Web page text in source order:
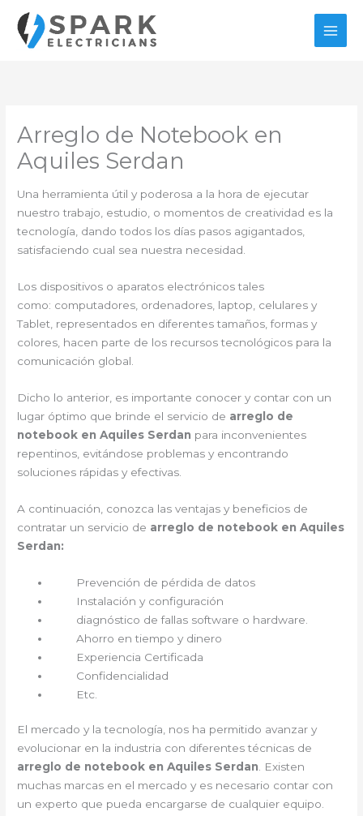
contenido
Arreglo de Notebook en
Aquiles Serdan
Una herramienta útil y poderosa a la hora de ejecutar
nuestro trabajo, estudio, o momentos de creatividad es la
tecnología, dando todos los días pasos agigantados,
satisfaciendo cual sea nuestra necesidad.
Los dispositivos o aparatos electrónicos tales
como: computadores, ordenadores, laptop, celulares y
Tablet, representados en diferentes tamaños, formas y
colores, hacen parte de los recursos tecnológicos para la
comunicación global.
Dicho lo anterior, es importante conocer y contar con un
lugar óptimo que brinde el servicio de arreglo de
notebook en Aquiles Serdan para inconvenientes
repentinos, evitándose problemas y encontrando
soluciones rápidas y efectivas.
A continuación, conozca las ventajas y beneficios de
contratar un servicio de arreglo de notebook en Aquiles
Serdan:
Prevención de pérdida de datos
Instalación y configuración
diagnóstico de fallas software o hardware.
Ahorro en tiempo y dinero
Experiencia Certificada
Confidencialidad
Etc.
El mercado y la tecnología, nos ha permitido avanzar y
evolucionar en la industria con diferentes técnicas de
arreglo de notebook en Aquiles Serdan. Existen
muchas marcas en el mercado y es necesario contar con
un experto que pueda encargarse de cualquier equipo.